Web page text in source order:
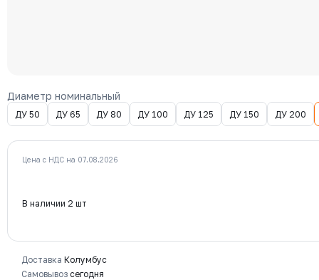
Диаметр номинальный
ДУ 50 ДУ 65 ДУ 80 ДУ 100 ДУ 125 ДУ 150 ДУ 200
Цена с НДС на 07.08.2026
В наличии 2 шт
Доставка Колумбус
Самовывоз сегодня